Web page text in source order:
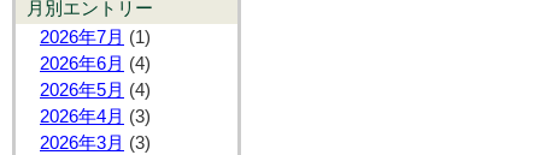
月別エントリー
2026年7月 (1)
2026年6月 (4)
2026年5月 (4)
2026年4月 (3)
2026年3月 (3)